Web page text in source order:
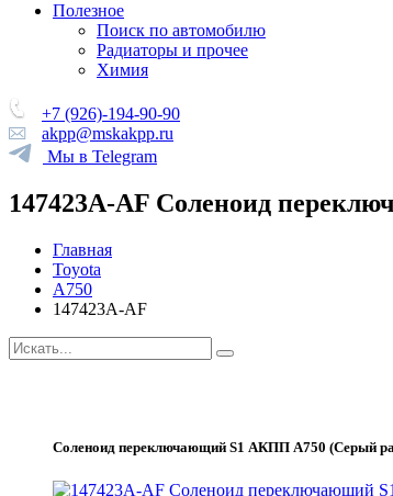
Полезное
Поиск по автомобилю
Радиаторы и прочее
Химия
+7 (926)-194-90-90
akpp@mskakpp.ru
Мы в Telegram
147423A-AF Соленоид
Главная
Toyota
A750
147423A-AF
Соленоид переключающий S1 АКПП A750 (Серый